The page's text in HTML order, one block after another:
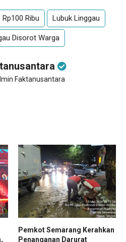
Ribu Lubuk Linggau
Disorot Warga
Faktanusantara
Pemkot Semarang Kerahkan
Penanganan Darurat